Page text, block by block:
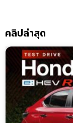
คลิปล่าสุด